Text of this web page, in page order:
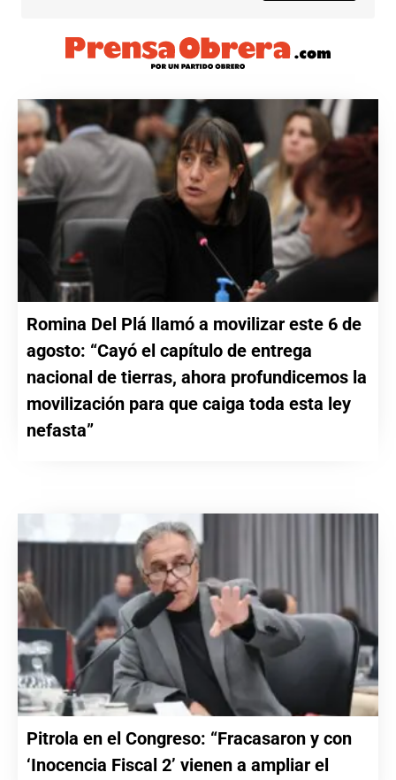
Romina Del Plá llamó a movilizar este 6 de
agosto: “Cayó el capítulo de entrega
nacional de tierras, ahora profundicemos la
movilización para que caiga toda esta ley
nefasta”
Pitrola en el Congreso: “Fracasaron y con
‘Inocencia Fiscal 2’ vienen a ampliar el